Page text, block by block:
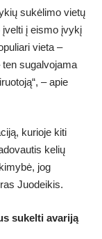
sukėlimo vietų
į eismo įvykį
vieta –
sugalvojama
– apie
kurioje kiti
kelių
jog
Juodeikis.
sukelti avariją